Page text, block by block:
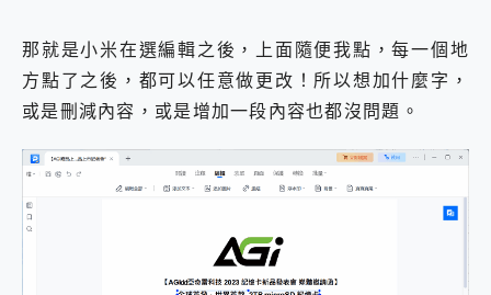
那就是小米在選編輯之後，上面隨便我點，每一個地
方點了之後，都可以任意做更改！所以想加什麼字，
或是刪減內容，或是增加一段內容也都沒問題。